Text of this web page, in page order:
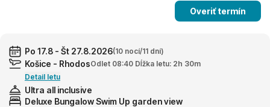
Overiť termín
Po 17.8 - Št 27.8.2026(10 nocí/11 dní)
Košice - RhodosOdlet 08:40 Dĺžka letu: 2h 30m
Detail letu
Ultra all inclusive
Deluxe Bungalow Swim Up garden view